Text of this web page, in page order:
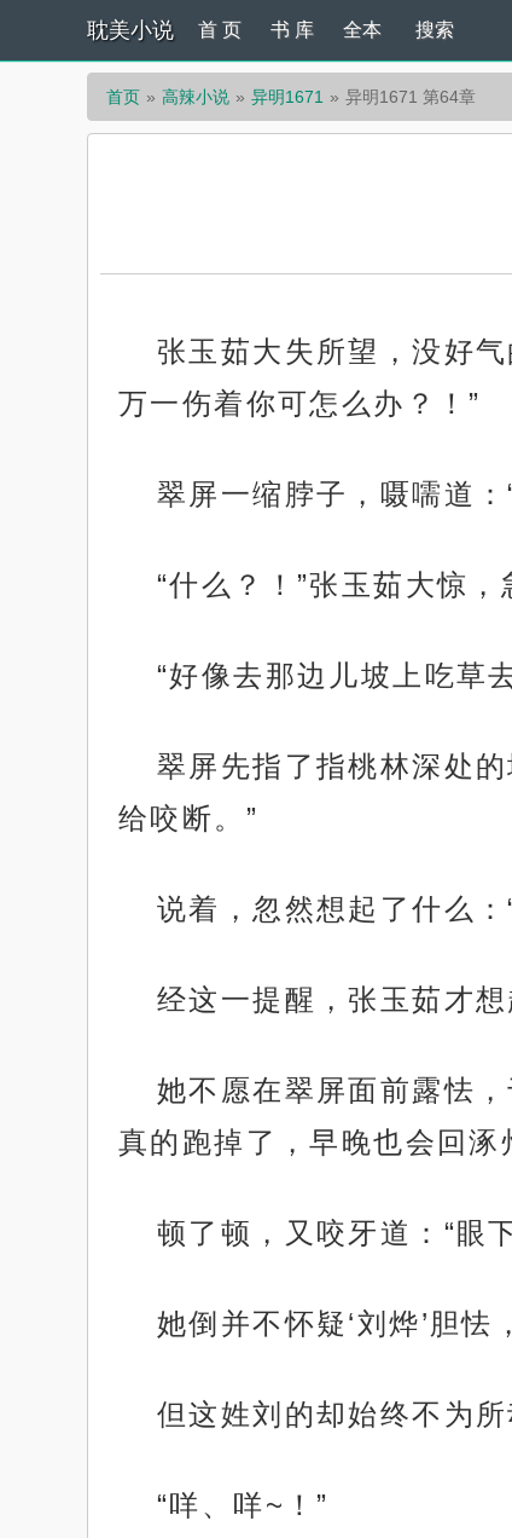
耽美小说 首 页 书 库 全本 搜索
首页 高辣小说 异明1671 异明1671 第64章
张玉茹大失所望，没好
万一伤着你可怎么办？！”
翠屏一缩脖子，嗫嚅道：
“什么？！”张玉茹大惊
“好像去那边儿坡上吃草
翠屏先指了指桃林深处
给咬断。”
说着，忽然想起了什么
经这一提醒，张玉茹才想
她不愿在翠屏面前露怯
真的跑掉了，早晚也会回涿
顿了顿，又咬牙道：“眼
她倒并不怀疑‘刘烨’胆
但这姓刘的却始终不为
“咩、咩~！”